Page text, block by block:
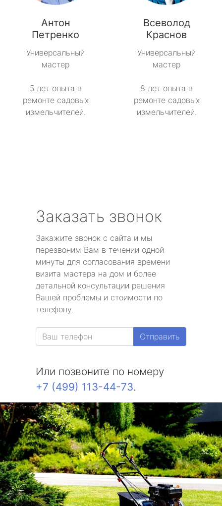
Антон
Петренко
Универсальный
мастер
5 лет опыта в
ремонте садовых
измельчителей.
Всеволод
Краснов
Универсальный
мастер
8 лет опыта в
ремонте садовых
измельчителей.
Заказать звонок
Закажите звонок с сайта и мы
перезвоним Вам в течении одной
минуты для согласования времени
визита мастера на дом и более
детальной консультации решения
Вашей проблемы и стоимости по
телефону.
Отправить
Или позвоните по номеру
+7 (499) 113-44-73.